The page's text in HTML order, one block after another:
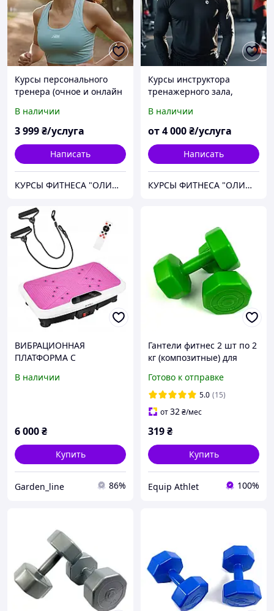
Курсы персонального
тренера (очное и онлайн
В наличии
3 999₴/услуга
Написать
КУРСЫ ФИТНЕСА "ОЛИМПИЯ" - профессиональное образование для тренеров, диетологов и массажистов
Курсы инструктора
тренажерного зала,
персонального тренера
(в Киеве и онлайн)
В наличии
от4 000₴/услуга
Написать
КУРСЫ ФИТНЕСА "ОЛИМПИЯ" - профессиональное образование для тренеров, диетологов и массажистов
ВИБРАЦИОННАЯ
ПЛАТФОРМА С
УСИЛЛЕНИЯМИ SVP45
В наличии
6 000₴
Купить
Garden_line 86%
Гантели фитнес 2 шт по 2
кг (композитные) для
Готово к отправке
5.0 (15)
от32₴/мес
319₴
Купить
Equip Athlet 100%